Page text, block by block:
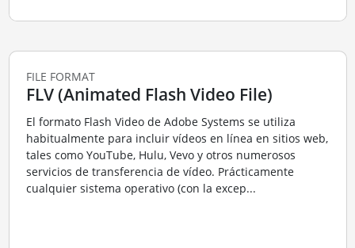
FILE FORMAT
FLV (Animated Flash Video File)
El formato Flash Video de Adobe Systems se utiliza
habitualmente para incluir vídeos en línea en sitios web,
tales como YouTube, Hulu, Vevo y otros numerosos
servicios de transferencia de vídeo. Prácticamente
cualquier sistema operativo (con la excep...